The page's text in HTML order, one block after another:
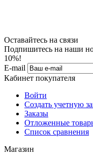
Оставайтесь на связи
Подпишитесь на наши
10%!
E-mail
Кабинет покупателя
Войти
Создать учетную
Заказы
Отложенные
Список сравнения
Магазин